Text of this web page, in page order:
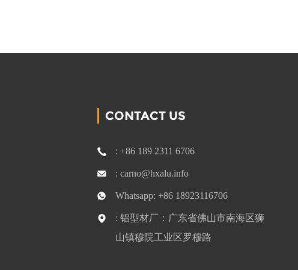
CONTACT US
: +86 189 2311 6706
: carno@hxalu.info
Whatsapp: +86 18923116706
: 铝型材厂：广东省佛山市南海区狮
山镇穆院工业区罗穆路